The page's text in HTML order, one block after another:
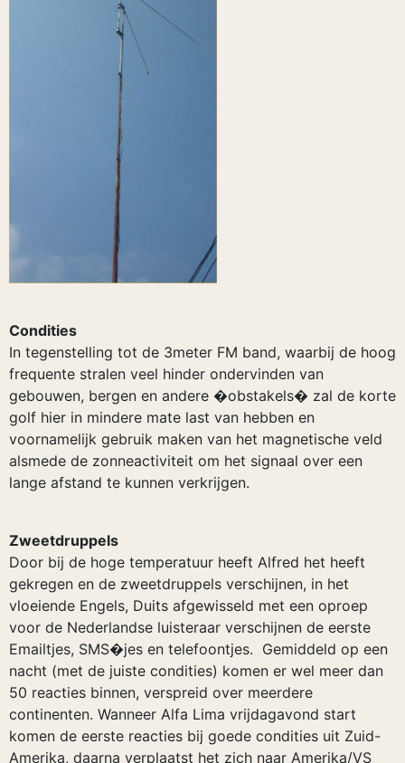
Condities
In tegenstelling tot de 3meter FM band, waarbij de hoog
frequente stralen veel hinder ondervinden van
gebouwen, bergen en andere �obstakels� zal de korte
golf hier in mindere mate last van hebben en
voornamelijk gebruik maken van het magnetische veld
alsmede de zonneactiviteit om het signaal over een
lange afstand te kunnen verkrijgen.
Zweetdruppels
Door bij de hoge temperatuur heeft Alfred het heeft
gekregen en de zweetdruppels verschijnen, in het
vloeiende Engels, Duits afgewisseld met een oproep
voor de Nederlandse luisteraar verschijnen de eerste
Emailtjes, SMS�jes en telefoontjes. Gemiddeld op een
nacht (met de juiste condities) komen er wel meer dan
50 reacties binnen, verspreid over meerdere
continenten. Wanneer Alfa Lima vrijdagavond start
komen de eerste reacties bij goede condities uit Zuid-
Amerika, daarna verplaatst het zich naar Amerika/VS